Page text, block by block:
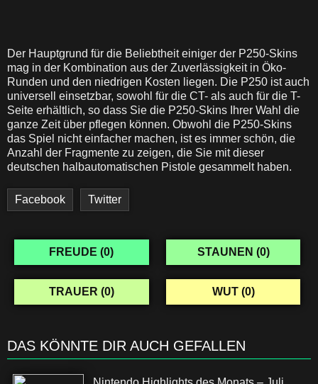
Der Hauptgrund für die Beliebtheit einiger der P250-Skins
mag in der Kombination aus der Zuverlässigkeit in Öko-
Runden und den niedrigen Kosten liegen. Die P250 ist auch
universell einsetzbar, sowohl für die CT- als auch für die T-
Seite erhältlich, so dass Sie die P250-Skins Ihrer Wahl die
ganze Zeit über pflegen können. Obwohl die P250-Skins
das Spiel nicht einfacher machen, ist es immer schön, die
Anzahl der Fragmente zu zeigen, die Sie mit dieser
deutschen halbautomatischen Pistole gesammelt haben.
Facebook Twitter
FREUDE (0) STAUNEN (0)
TRAUER (0) WUT (0)
DAS KÖNNTE DIR AUCH GEFALLEN